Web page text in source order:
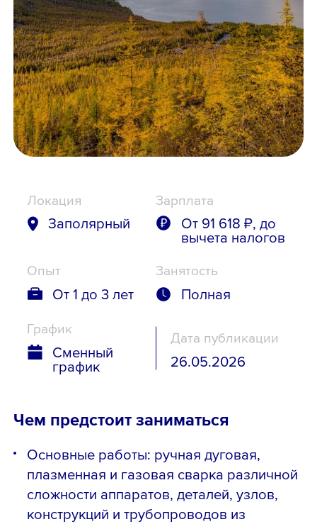
Школьникам
Локации
8 800 700-19-43
Локация
Заполярный
Зарплата
От 91 618 ₽, до
вычета налогов
Опыт
От 1 до 3 лет
Занятость
Полная
График
Сменный
график
Дата публикации
26.05.2026
Чем предстоит заниматься
Основные работы: ручная дуговая,
плазменная и газовая сварка различной
сложности аппаратов, деталей, узлов,
конструкций и трубопроводов из